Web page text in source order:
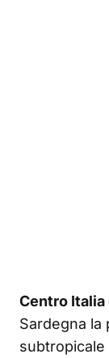
Centro Italia
Sardegna la